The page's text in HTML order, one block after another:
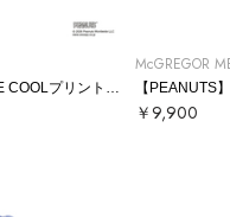
McGREGOR
￥9,900